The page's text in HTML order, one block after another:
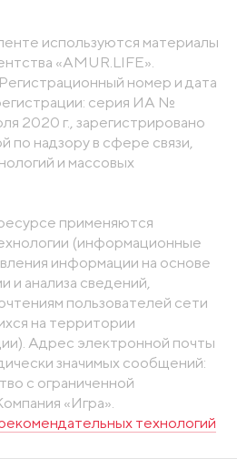
используются материалы
«AMUR.LIFE».
номер и дата
серия ИА №
2020 г., зарегистрировано
надзору в сфере связи,
и массовых
применяются
(информационные
информации на основе
и анализа сведений,
пользователей сети
на территории
Адрес электронной почты
значимых сообщений:
с ограниченной
«Игра».
технологий